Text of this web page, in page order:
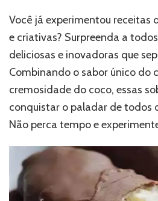
Você já experimentou receitas
e criativas? Surpreenda a
deliciosas e inovadoras que
Combinando o sabor único do
cremosidade do coco, essas
conquistar o paladar de todos
Não perca tempo e